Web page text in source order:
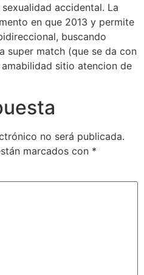
accidental. La
en que 2013 y permite
buscando
super match (que se da con
sitio atencion de
no será publicada.
marcados con *